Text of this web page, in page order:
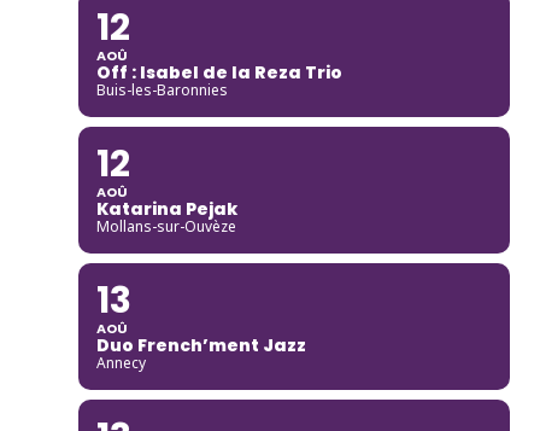
12
AOÛ
Off : Isabel de la Reza Trio
Buis-les-Baronnies
12
AOÛ
Katarina Pejak
Mollans-sur-Ouvèze
13
AOÛ
Duo French’ment Jazz
Annecy